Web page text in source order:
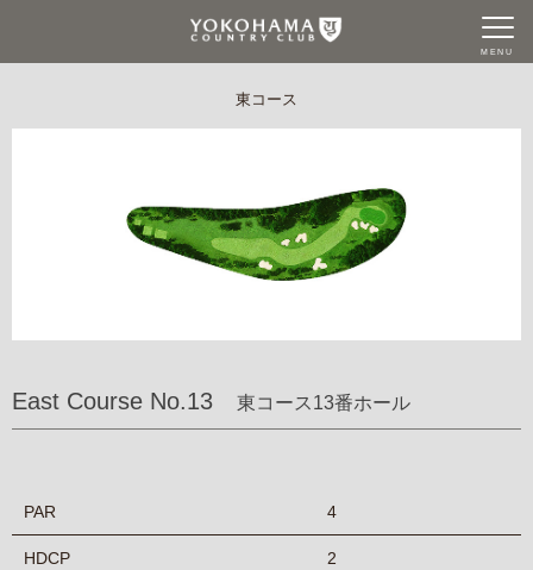
MENU
東コース
East Course No.13 東コース13番ホール
PAR 4
HDCP 2